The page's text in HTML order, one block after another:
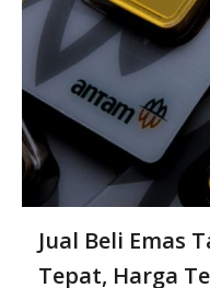
Jual Beli Emas
Tepat, Harga